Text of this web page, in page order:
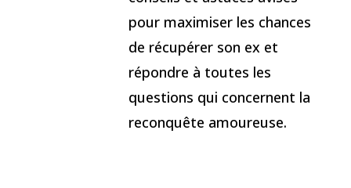
pour maximiser les chances
de récupérer son ex et
répondre à toutes les
questions qui concernent la
reconquête amoureuse.